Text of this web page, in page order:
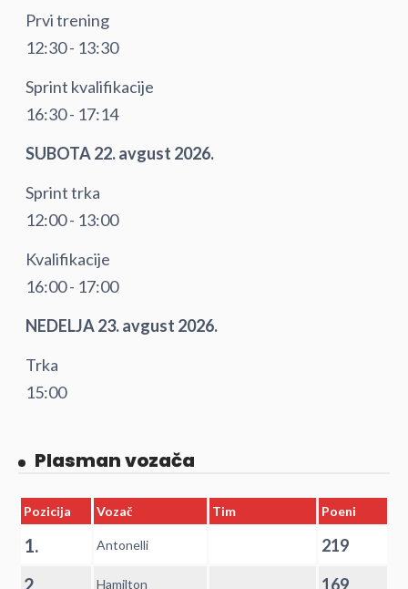
Prvi trening
12:30 - 13:30
Sprint kvalifikacije
16:30 - 17:14
SUBOTA 22. avgust 2026.
Sprint trka
12:00 - 13:00
Kvalifikacije
16:00 - 17:00
NEDELJA 23. avgust 2026.
Trka
15:00
Plasman vozača
Pozicija Vozač Tim Poeni
1. Antonelli 219
2. Hamilton 169